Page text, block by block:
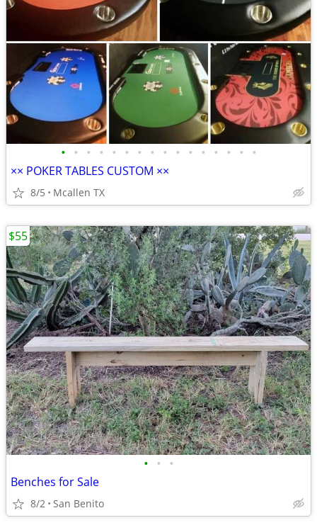
• • • • • • • • • • • • • • • •
×× POKER TABLES CUSTOM ××
8/5 Mcallen TX
• • •
Benches for Sale
8/2 San Benito
$55